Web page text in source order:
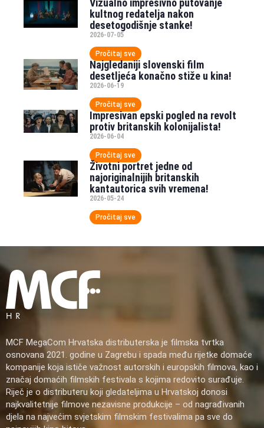
Vizualno impresivno putovanje
kultnog redatelja nakon
desetogodišnje stanke!
2026-07-05
Pročitaj sve
Najgledaniji slovenski film
desetljeća konačno stiže u kina!
2026-06-19
Pročitaj sve
Impresivan epski pogled na revolt
protiv britanskih kolonijalista!
2026-06-04
Pročitaj sve
Životni portret jedne od
najoriginalnijih britanskih
kantautorica svih vremena!
2026-05-24
Pročitaj sve
MCF MegaCom Hrvatska distributerska je filmska tvrtka
osnovana 2021. godine u Zagrebu i spada među rijetke domaće
kompanije koja ističe važnost autorskih i europskih filmova, kao i
značaj domaćih filmskih festivala s kojima redovito surađuje.
Riječ je o distributeru koji gledateljima u Hrvatskoj donosi
najkvalitetnije filmove nezavisne produkcije – od nagrađivanih
djela na najvećim svjetskim filmskim festivalima pa sve do